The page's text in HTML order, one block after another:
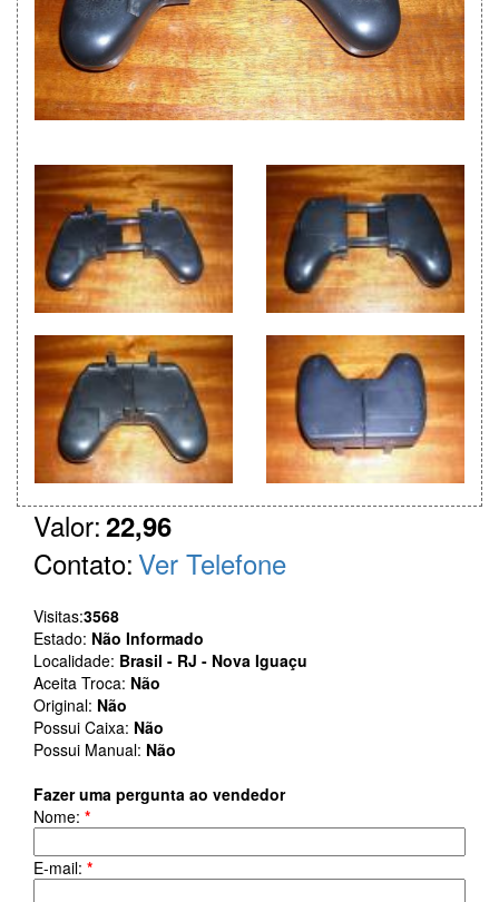
Valor: 22,96
Contato:Ver Telefone
Visitas:3568
Estado: Não Informado
Localidade: Brasil - RJ - Nova Iguaçu
Aceita Troca: Não
Original: Não
Possui Caixa: Não
Possui Manual: Não
Fazer uma pergunta ao vendedor
Nome: *
E-mail: *